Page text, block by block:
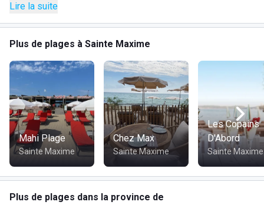
satisfaire vos envies. Vous serez charmé par ses
grandes voiles colorées qui, depuis le restaurant,
vous ramèneront le bruit des vagues se brisant sur la
détendre sur cette plage aux nuances rouge, jaune,
bleue et orange, et savourez vos cocktails préférés
sur nos lits ou au bar. En saison, le restaurant avec
vue sur mer est ouvert tous les jours midi et soir, sauf
le dimanche soir. Hors saison, il est ouvert tous les
midis, ainsi que les soirs du mercredi au samedi.
Services :
Bar
Boutique
Lire la suite
Plus de plages à Sainte Maxime
Mahi Plage
Sainte Maxime
Chez Max
Sainte Maxime
Les Copains
D'Abord
Sainte Maxime
Plus de plages dans la province de